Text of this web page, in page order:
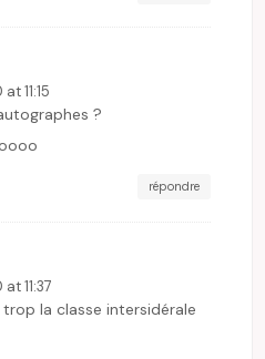
11:15
?
répondre
11:37
trop la classe intersidérale